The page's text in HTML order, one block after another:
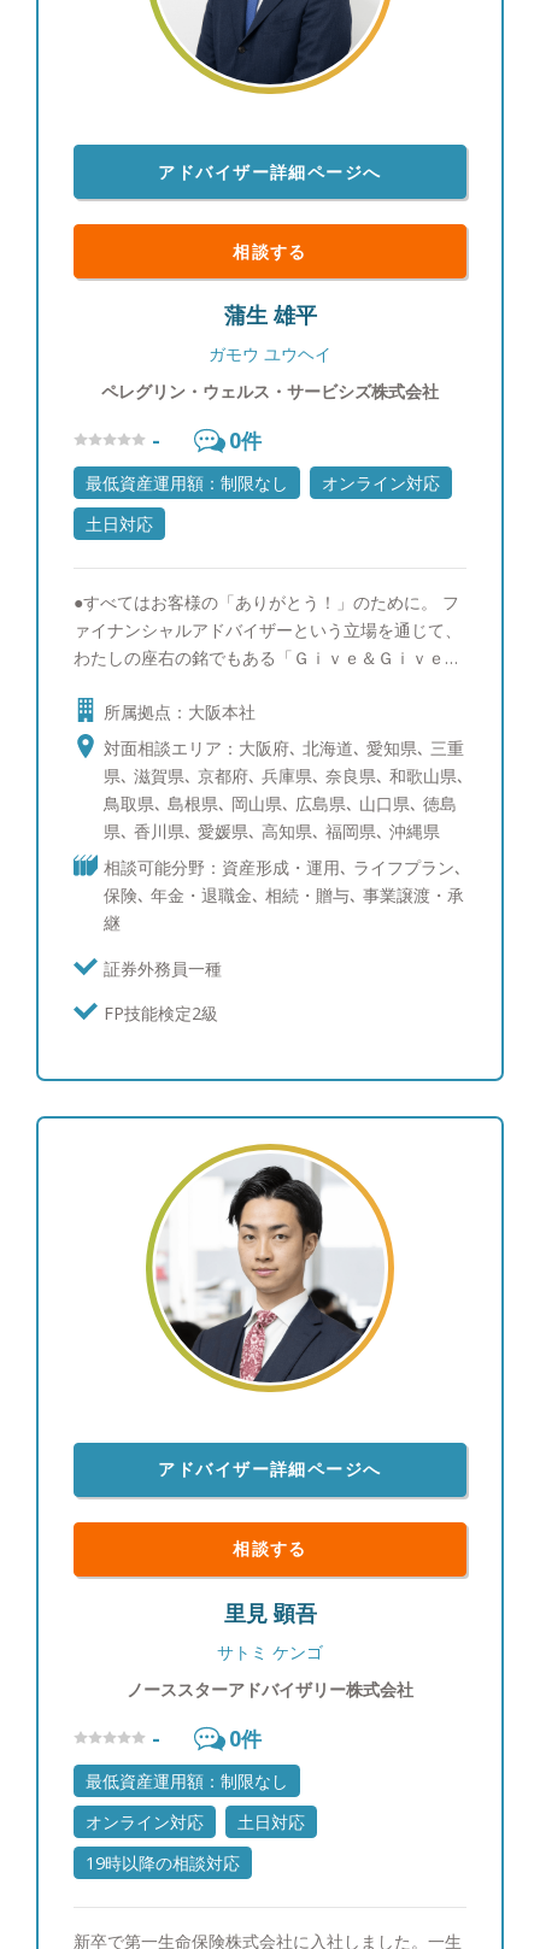
わけ債券投資の情報は一般に公開されていないもの
も多いため、週に一度海外の公的機関の一次情報を
確認し、個人でブルームバーグ端末を契約して情報
収集に努めています。商品別の過去の値動きやその
【投資教育】 私立大学でライフプランニングを教
えていた経験を通じて、富裕層のお客様のご子息、
ご令嬢に対して投資教育を実施させていただいてお
ります。 【大切にしていること】 「自分が心の底
から思っていること」をお伝えすることです。マー
ケットの状況が悲観的でもごまかすことはありませ
んし、わからない事は正直に「わからない」とお伝
げますし、駄目なものはダメと申し上げます。それ
がお客様からの信頼に繋がると思っています。
【自身のマネースタイル】 個別株ですと値動きに
一喜一憂したりと、お客様の大切な時間を自分の心
の動きに使ってしまい、もったいないと思っている
ので、基本的に収入のうち余ったお金はETFや他の
ファンドなどに積み立てています。 【出身地】 大
阪市 【家族構成】 妻と10歳、8歳の2人の子供がい
ます。 【趣味】 ゴルフ、旅行、お酒が趣味で、最
近は沖縄に行きました。マイル集めにこだわりがあ
り、60万マイルを貯めています。マイル獲得方法を
お客様にも伝えることがあります。
アドバイザー詳細ページへ
相談する
蒲生 雄平
ガモウ ユウヘイ
ペレグリン・ウェルス・サービシズ株式会社
- 0件
最低資産運用額：制限なし
オンライン対応
土日対応
●すべてはお客様の「ありがとう！」のために。 フ
ァイナンシャルアドバイザーという立場を通じて、
わたしの座右の銘でもある「Ｇｉｖｅ＆Ｇｉｖｅ」
せになって頂きたいです。そのためには、常に自分
自身が仕事だけでなく人間として成長することで、
資産運用のご提案だけでなく、お客様のライフスタ
イルに関わる様々な付加価値の提供が出来ると確信
しております。そしてどんな些細なことでも、「ま
ずは蒲生さんに聞いてみよう」と真っ先に声を掛け
てもらえる担当者になれるよう、日々精進しており
ます。 ●人生１００年時代を共に歩みましょう！
人生１００年時代と言われる中、資産形成の重要性
が高まっていることは事実であり、あらゆる金融機
ルベースアプローチ）の提案が主流となってきてい
支える関係性が前提になります。その点わたしたち
あり、自分がお客様と共有した資産運用のゴールを
将来共に迎えることが出来ます。ぜひ一緒に安心の
未来に向けて歩んでいきましょう。 ●プライベート
について ・兵庫県出身。昭和６１年９月１３日生
まれ。 ・モチベーションの向上と健康を考え、休
日と可能な限り平日の朝、起床してから30分以内に
ランニングに出掛け、気持ちの良い空気と太陽を浴
びることでリフレッシュしております。起床してす
ぐに日光を浴びることは心の健康にも非常に良い効
全員で食卓を囲む事ができるようになり、週末の金
曜日には外食に出かけるなど、休日だけでなく平日
も充実した日々を過ごしております。家族との会話
が増え、プライベートな時間も多く取れるので、こ
れから英会話など30代の習い事に挑戦しようと考え
所属拠点：大阪本社
対面相談エリア：大阪府､ 北海道､ 愛知県､ 三重
県､ 滋賀県､ 京都府､ 兵庫県､ 奈良県､ 和歌山県､
鳥取県､ 島根県､ 岡山県､ 広島県､ 山口県､ 徳島
県､ 香川県､ 愛媛県､ 高知県､ 福岡県､ 沖縄県
相談可能分野：資産形成・運用､ ライフプラン､
保険､ 年金・退職金､ 相続・贈与､ 事業譲渡・承
継
証券外務員一種
FP技能検定2級
アドバイザー詳細ページへ
相談する
里見 顕吾
サトミ ケンゴ
ノーススターアドバイザリー株式会社
- 0件
最低資産運用額：制限なし
オンライン対応
土日対応
19時以降の相談対応
新卒で第一生命保険株式会社に入社しました。一生